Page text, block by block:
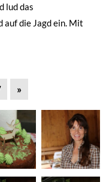
lud das
auf die Jagd ein. Mit
»